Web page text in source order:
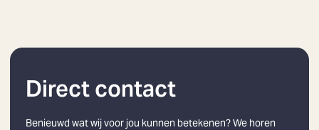
Direct contact
Benieuwd wat wij voor jou kunnen betekenen? We horen